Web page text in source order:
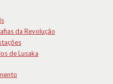
da Revolução
de Lusaka